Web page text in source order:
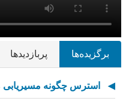
برگزیده‌ها پربازدیدها
استرس چگونه